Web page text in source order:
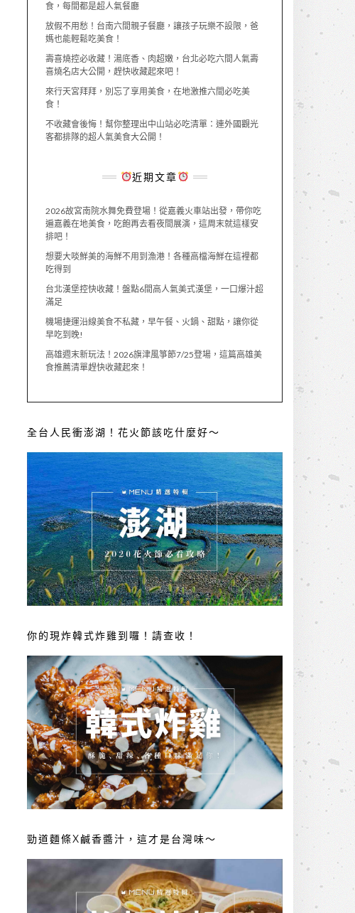
食，每間都是超人氣餐廳
放假不用愁！台南六間親子餐廳，讓孩子玩樂不設限，爸
媽也能輕鬆吃美食！
壽喜燒控必收藏！湯底香、肉超嫩，台北必吃六間人氣壽
喜燒名店大公開，趕快收藏起來吧！
來行天宮拜拜，別忘了享用美食，在地激推六間必吃美
食！
不收藏會後悔！幫你整理出中山站必吃清單：連外國觀光
客都排隊的超人氣美食大公開！
近期文章
2026故宮南院水舞免費登場！從嘉義火車站出發，帶你吃
遍嘉義在地美食，吃飽再去看夜間展演，這周末就這樣安
排吧！
想要大啖鮮美的海鮮不用到漁港！各種高檔海鮮在這裡都
吃得到
台北漢堡控快收藏！盤點6間高人氣美式漢堡，一口爆汁超
滿足
機場捷運沿線美食不私藏，早午餐、火鍋、甜點，讓你從
早吃到晚!
高雄週末新玩法！2026旗津風箏節7/25登場，這篇高雄美
食推薦清單趕快收藏起來！
全台人民衝澎湖！花火節該吃什麼好～
你的現炸韓式炸雞到囉！請查收！
勁道麵條X鹹香醬汁，這才是台灣味～